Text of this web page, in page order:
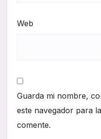
Web
Guarda mi nombre,
este navegador para
comente.